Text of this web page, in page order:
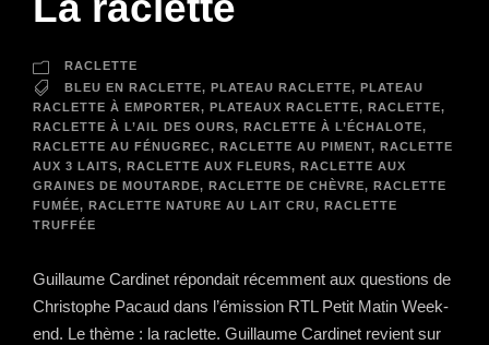
RACLETTE
BLEU EN RACLETTE, PLATEAU RACLETTE, PLATEAU
RACLETTE À EMPORTER, PLATEAUX RACLETTE, RACLETTE,
RACLETTE À L’AIL DES OURS, RACLETTE À L’ÉCHALOTE,
RACLETTE AU FÉNUGREC, RACLETTE AU PIMENT, RACLETTE
AUX 3 LAITS, RACLETTE AUX FLEURS, RACLETTE AUX
GRAINES DE MOUTARDE, RACLETTE DE CHÈVRE, RACLETTE
FUMÉE, RACLETTE NATURE AU LAIT CRU, RACLETTE
TRUFFÉE
Guillaume Cardinet répondait récemment aux questions de
Christophe Pacaud dans l’émission RTL Petit Matin Week-
end. Le thème : la raclette. Guillaume Cardinet revient sur